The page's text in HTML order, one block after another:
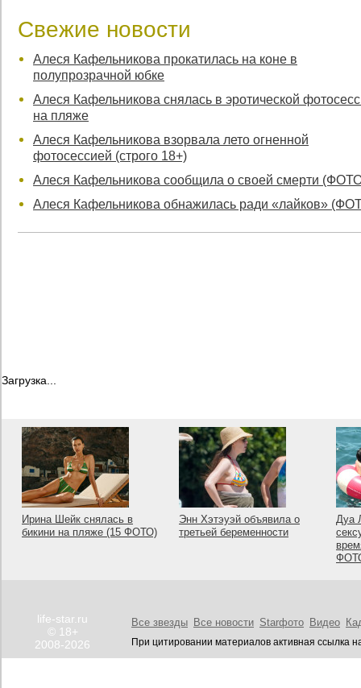
Свежие новости
Алеся Кафельникова прокатилась на коне в
полупрозрачной юбке
Алеся Кафельникова снялась в эротической
на пляже
Алеся Кафельникова взорвала лето огненной
фотосессией (строго 18+)
Алеся Кафельникова сообщила о своей смерти
Алеся Кафельникова обнажилась ради «лайков»
Загрузка...
Ирина Шейк снялась в
бикини на пляже (15 ФОТО)
Энн Хэтэуэй объявила о
третьей беременности
Дуа
life-star.ru
© 18+
2008-2026
Все звезды Все новости Starфото Видео
При цитировании материалов активная ссылка